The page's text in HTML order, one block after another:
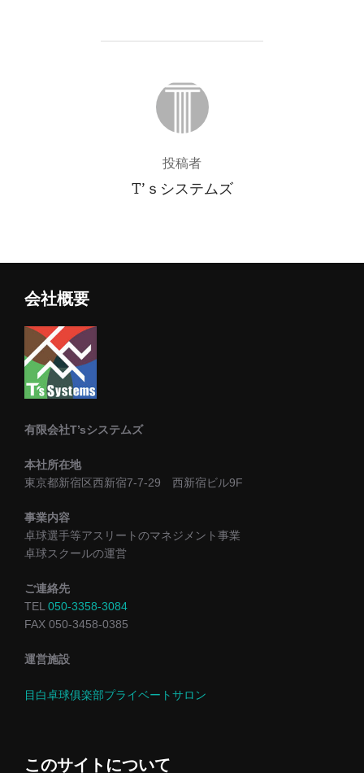
投稿者
投稿者
T’ｓシステムズ
会社概要
有限会社T’sシステムズ
本社所在地
東京都新宿区西新宿7-7-29 西新宿ビル9F
事業内容
卓球選手等アスリートのマネジメント事業
卓球スクールの運営
ご連絡先
TEL 050-3358-3084
FAX 050-3458-0385
運営施設
目白卓球俱楽部プライベートサロン
このサイトについて